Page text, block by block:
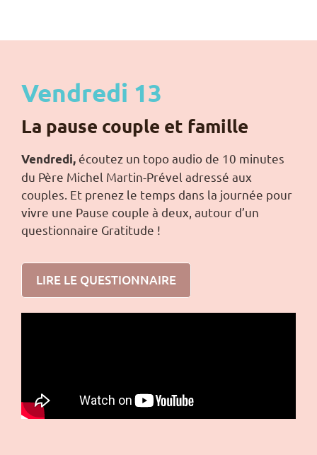
Vendredi 13
La pause couple et famille
Vendredi,écoutez un topo audio de 10 minutes
du Père Michel Martin-Prével adressé aux
couples. Et prenez le temps dans la journée pour
vivre une Pause couple à deux, autour d’un
questionnaire Gratitude !
LIRE LE QUESTIONNAIRE